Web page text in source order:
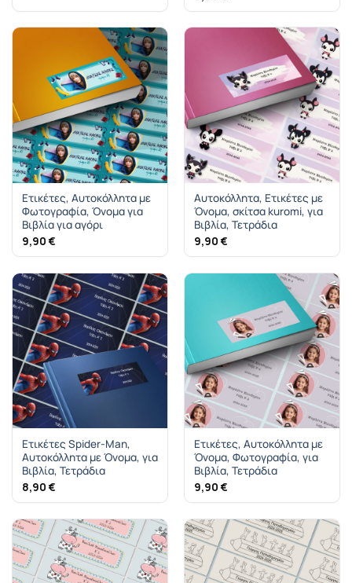
Ετικέτες, Αυτοκόλλητα με
Φωτογραφία, Όνομα για
Βιβλία για αγόρι
9,90 €
Αυτοκόλλητα, Ετικέτες με
Όνομα, σκίτσα kuromi, για
Βιβλία, Τετράδια
9,90 €
Ετικέτες Spider-Man,
Αυτοκόλλητα με Όνομα, για
Βιβλία, Τετράδια
8,90 €
Ετικέτες, Αυτοκόλλητα με
Όνομα, Φωτογραφία, για
Βιβλία, Τετράδια
9,90 €